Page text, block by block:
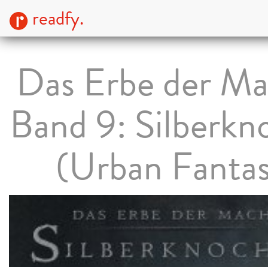
readfy.
Das Erbe der
Band 9:
(Urban